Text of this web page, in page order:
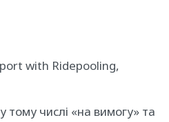
with Ridepooling,
числі «на вимогу» та